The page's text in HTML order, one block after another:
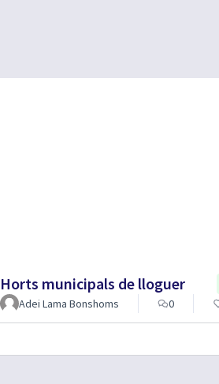
Horts municipals de lloguer
Adei Lama Bonshoms
0